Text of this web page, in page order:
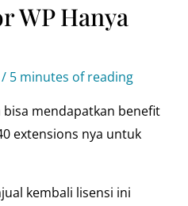
WP Hanya
/ 5 minutes of reading
bisa mendapatkan benefit
extensions nya untuk
kembali lisensi ini